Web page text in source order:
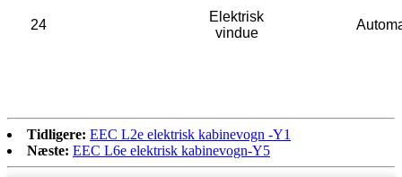
24
Elektrisk
vindue
Tidligere: EEC L2e elektrisk kabinevogn -Y1
Næste: EEC L6e elektrisk kabinevogn-Y5